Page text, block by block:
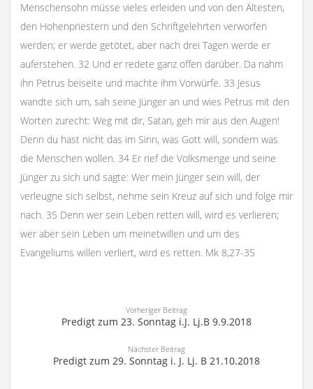
Menschensohn müsse vieles erleiden und von den Ältesten,
den Hohenpriestern und den Schriftgelehrten verworfen
werden; er werde getötet, aber nach drei Tagen werde er
auferstehen. 32 Und er redete ganz offen darüber. Da nahm
ihn Petrus beiseite und machte ihm Vorwürfe. 33 Jesus
wandte sich um, sah seine Jünger an und wies Petrus mit den
Worten zurecht: Weg mit dir, Satan, geh mir aus den Augen!
Denn du hast nicht das im Sinn, was Gott will, sondern was
die Menschen wollen. 34 Er rief die Volksmenge und seine
Jünger zu sich und sagte: Wer mein Jünger sein will, der
verleugne sich selbst, nehme sein Kreuz auf sich und folge mir
nach. 35 Denn wer sein Leben retten will, wird es verlieren;
wer aber sein Leben um meinetwillen und um des
Evangeliums willen verliert, wird es retten. Mk 8,27-35
Vorheriger Beitrag
Predigt zum 23. Sonntag i.J. Lj.B 9.9.2018
Nächster Beitrag
Predigt zum 29. Sonntag i. J. Lj. B 21.10.2018